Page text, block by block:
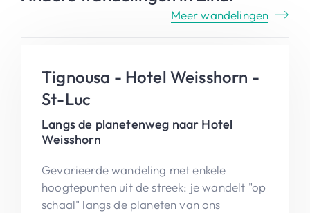
Meer wandelingen
Tignousa - Hotel Weisshorn -
St-Luc
Langs de planetenweg naar Hotel
Weisshorn
Gevarieerde wandeling met enkele
hoogtepunten uit de streek: je wandelt "op
schaal" langs de planeten van ons